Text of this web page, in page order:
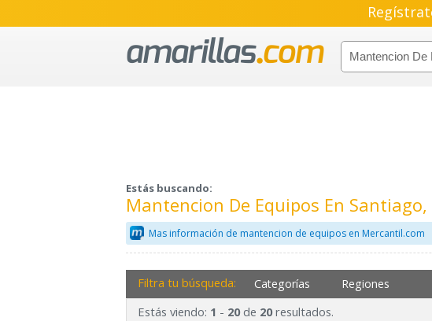
Estás buscando:
Mantencion De Equipos En
Mas información de mantencion de equipos en Mercantil.com
Filtra tu búsqueda: Categorías Regiones
Estás viendo: 1 - 20de 20resultados.